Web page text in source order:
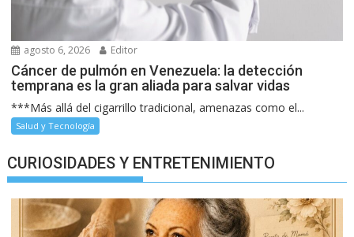
agosto 6, 2026 Editor
Cáncer de pulmón en Venezuela: la detección
temprana es la gran aliada para salvar vidas
***Más allá del cigarrillo tradicional, amenazas como el...
Salud y Tecnología
CURIOSIDADES Y ENTRETENIMIENTO